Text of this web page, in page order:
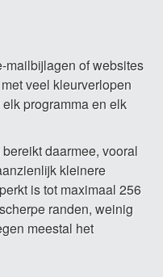
mailbijlagen of websites
veel kleurverlopen
programma en elk
daarmee, vooral
kleinere
is tot maximaal 256
randen, weinig
meestal het